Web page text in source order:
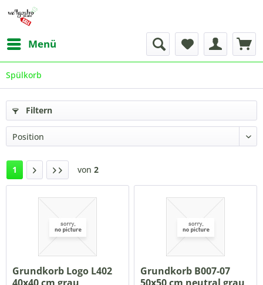
Menü
Spülkorb
Filtern
1 von 2
Grundkorb Logo L402
Grundkorb B007-07